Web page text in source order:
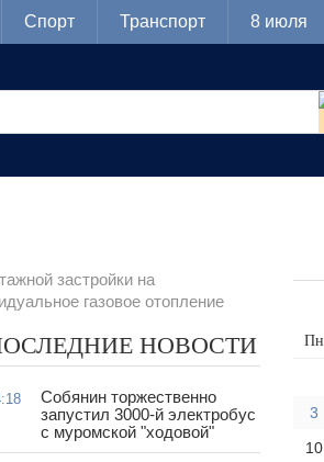
Спорт Транспорт 8 июля
застройки на
газовое отопление
НОВОСТИ
Собянин торжественно
запустил 3000-й электробус
с муромской "ходовой"
Пн
3
10